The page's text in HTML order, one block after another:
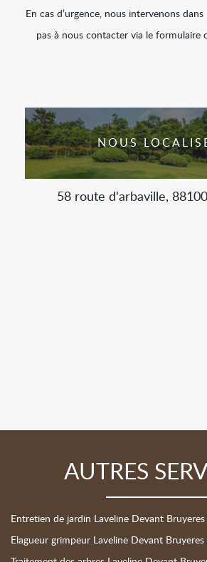
En cas d’urgence, nous intervenons dans
pas à nous contacter via le formulaire
NOUS
58 route d'arbaville,
AUTRES
Entretien de jardin Laveline Devant
Elagueur grimpeur Laveline Devant